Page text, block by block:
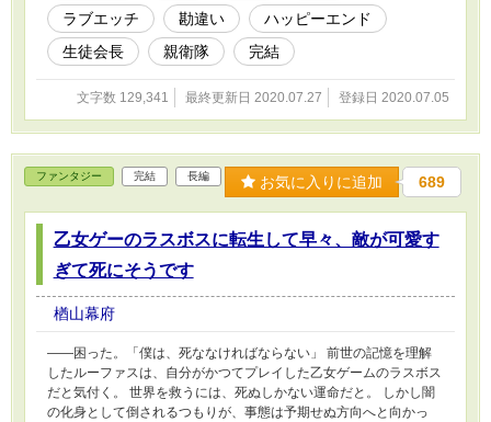
ラブエッチ
勘違い
ハッピーエンド
生徒会長
親衛隊 完結
文字数 129,341 最終更新日 2020.07.27 登録日 2020.07.05
ファンタジー 完結 長編 お気に入りに追加 689
乙女ゲーのラスボスに転生して早々、敵が可愛す
ぎて死にそうです
楢山幕府
――困った。「僕は、死ななければならない」 前世の記憶を理解
したルーファスは、自分がかつてプレイした乙女ゲームのラスボス
だと気付く。 世界を救うには、死ぬしかない運命だと。 しかし闇
の化身として倒されるつもりが、事態は予期せぬ方向へと向かっ